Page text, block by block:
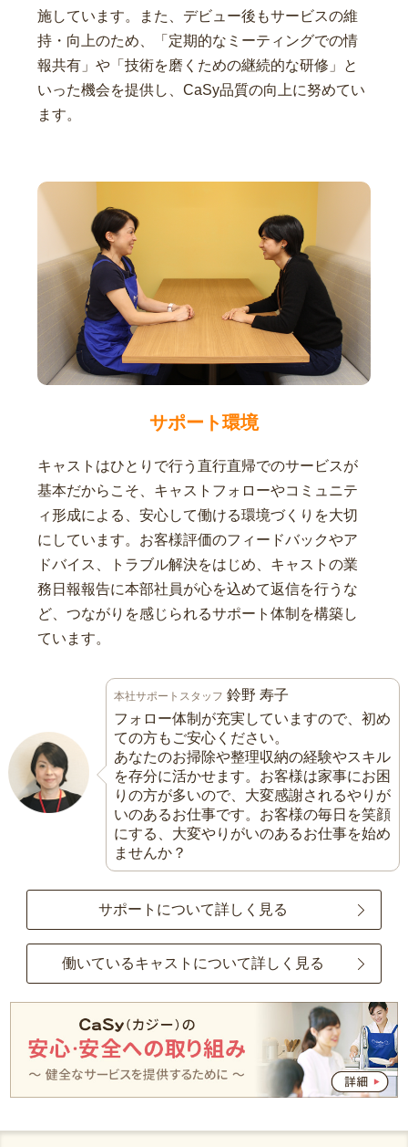
施しています。また、デビュー後もサービスの維
持・向上のため、「定期的なミーティングでの情
報共有」や「技術を磨くための継続的な研修」と
いった機会を提供し、CaSy品質の向上に努めてい
ます。
サポート環境
キャストはひとりで行う直行直帰でのサービスが
基本だからこそ、キャストフォローやコミュニテ
ィ形成による、安心して働ける環境づくりを大切
にしています。お客様評価のフィードバックやア
ドバイス、トラブル解決をはじめ、キャストの業
務日報報告に本部社員が心を込めて返信を行うな
ど、つながりを感じられるサポート体制を構築し
ています。
本社サポートスタッフ 鈴野 寿子
フォロー体制が充実していますので、初め
ての方もご安心ください。
あなたのお掃除や整理収納の経験やスキル
を存分に活かせます。お客様は家事にお困
りの方が多いので、大変感謝されるやりが
いのあるお仕事です。お客様の毎日を笑顔
にする、大変やりがいのあるお仕事を始め
ませんか？
サポートについて詳しく見る
働いているキャストについて詳しく見る